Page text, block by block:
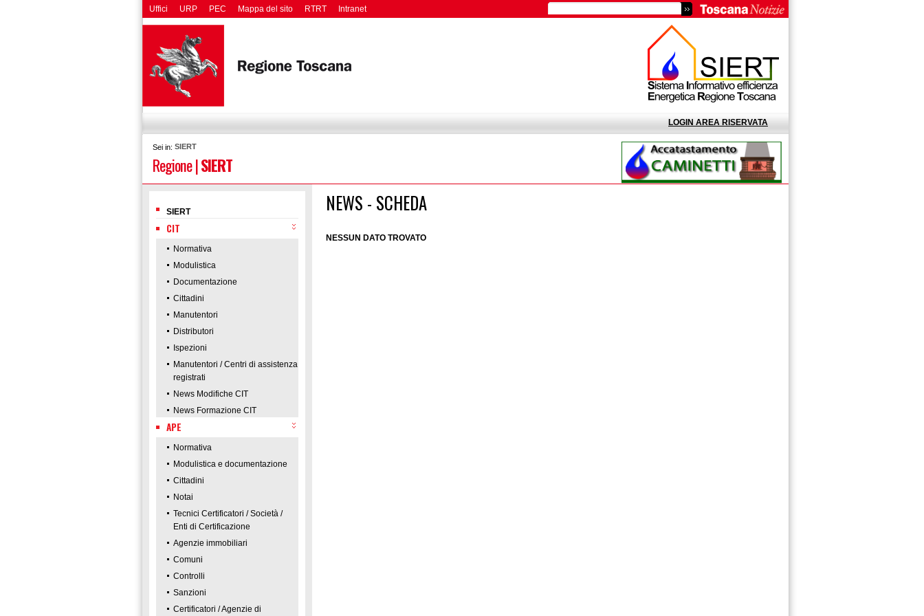
Uffici URP PEC Mappa del sito RTRT Intranet
LOGIN AREA RISERVATA
Sei in: SIERT
Regione|SIERT
SIERT
CIT
Normativa
Modulistica
Documentazione
Cittadini
Manutentori
Distributori
Ispezioni
Manutentori / Centri di assistenza
registrati
News Modifiche CIT
News Formazione CIT
APE
Normativa
Modulistica e documentazione
Cittadini
Notai
Tecnici Certificatori / Società /
Enti di Certificazione
Agenzie immobiliari
Comuni
Controlli
Sanzioni
Certificatori / Agenzie di
NEWS - SCHEDA
NESSUN DATO TROVATO